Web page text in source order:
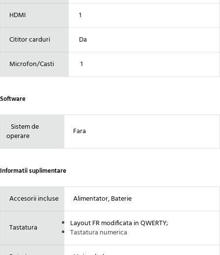
HDMI 1
Cititor carduri Da
Microfon/Casti 1
Software
Sistem de
operare
Fara
Informatii suplimentare
Accesorii incluse Alimentator, Baterie
Tastatura Layout FR modificata in QWERTY;
Tastatura numerica